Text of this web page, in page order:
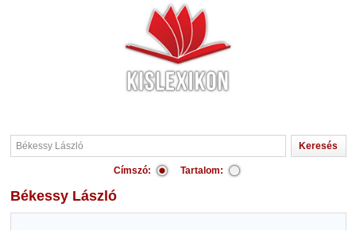
Címszó: Tartalom:
Békessy László